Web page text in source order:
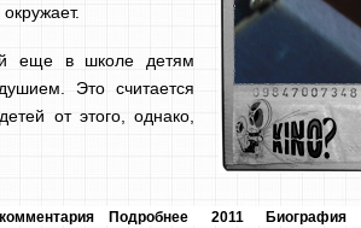
еще в школе детям
Это считается
от этого, однако,
2011 Биография
Подробнее